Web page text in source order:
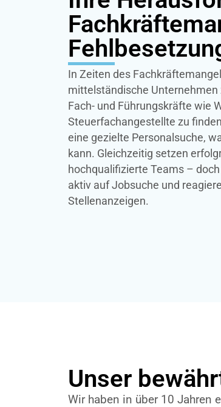
In Zeiten des
mittelständische
Fach- und Führungskräfte wie
Steuerfachangestellte zu
eine gezielte Personalsuche,
kann. Gleichzeitig setzen
hochqualifizierte Teams –
aktiv auf Jobsuche und
Stellenanzeigen.
Unser
Wir haben in über 10 Jahren